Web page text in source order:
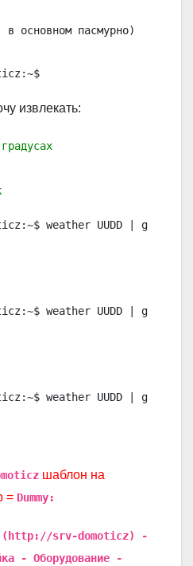
основном пасмурно)
извлекать:
weather UUDD |
weather UUDD |
weather UUDD |
шаблон на
= Dummy:
(http://srv-domoticz) -
- Оборудование -